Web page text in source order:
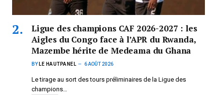
Ligue des champions CAF 2026-2027 : les
Aigles du Congo face à l’APR du Rwanda,
Mazembe hérite de Medeama du Ghana
BY LE HAUTPANEL 6 AOÛT 2026
Le tirage au sort des tours préliminaires de la Ligue des
champions…